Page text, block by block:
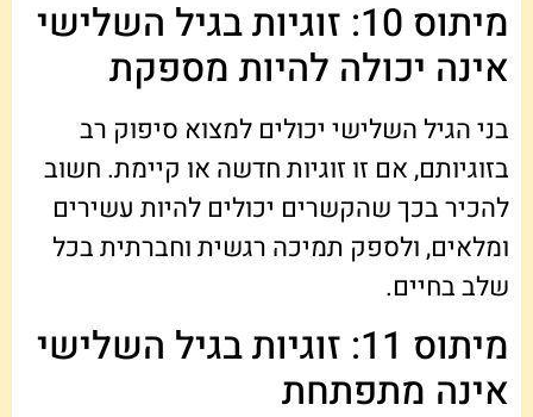
מיתוס 10: זוגיות בגיל השלישי
אינה יכולה להיות מספקת
בני הגיל השלישי יכולים למצוא סיפוק רב
בזוגיותם, אם זו זוגיות חדשה או קיימת. חשוב
להכיר בכך שהקשרים יכולים להיות עשירים
ומלאים, ולספק תמיכה רגשית וחברתית בכל
שלב בחיים.
מיתוס 11: זוגיות בגיל השלישי
אינה מתפתחת